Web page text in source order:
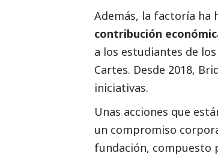
Además, la factoría ha
contribución
a los estudiantes de
Cartes. Desde 2018,
iniciativas.
Unas acciones que
un compromiso
fundación, compuesto